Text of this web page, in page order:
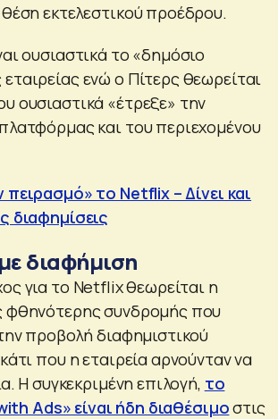
εκτελεστικού προέδρου.
ουσιαστικά το «δημόσιο
ενώ ο Πίτερς θεωρείται
ουσιαστικά «έτρεξε» την
και του περιεχομένου
το Netflix – Δίνει και
διαφημίσεις
διαφήμιση
για το Netflix θεωρείται η
φθηνότερης συνδρομής που
προβολή διαφημιστικού
που η εταιρεία αρνούνταν να
Η συγκεκριμένη επιλογή, το
Ads» είναι ήδη διαθέσιμοστις